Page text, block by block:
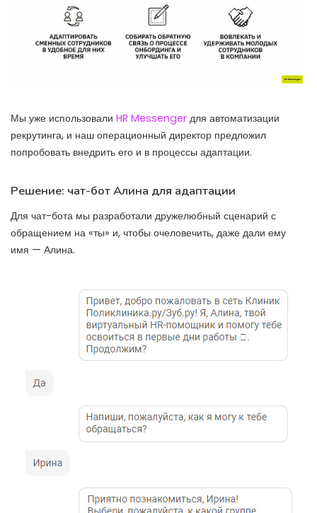
Мы уже использовали HR Messenger для автоматизации
рекрутинга, и наш операционный директор предложил
попробовать внедрить его и в процессы адаптации.
Решение: чат-бот Алина для адаптации
Для чат-бота мы разработали дружелюбный сценарий с
обращением на «ты» и, чтобы очеловечить, даже дали ему
имя — Алина.